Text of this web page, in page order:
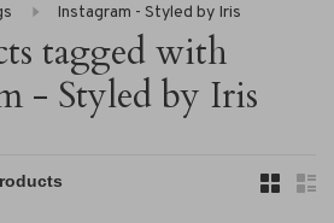
Instagram - Styled by Iris
tagged with
- Styled by Iris